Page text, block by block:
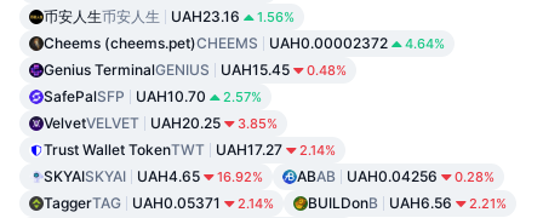
币安人生币安人生 UAH23.16 1.56%
Cheems (cheems.pet)CHEEMS UAH0.00002372 4.64%
Genius TerminalGENIUS UAH15.45 0.48%
SafePalSFP UAH10.70 2.57%
VelvetVELVET UAH20.25 3.85%
Trust Wallet TokenTWT UAH17.27 2.14%
SKYAISKYAI UAH4.65 16.92% ABAB UAH0.04256 0.28%
TaggerTAG UAH0.05371 2.14% BUILDonB UAH6.56 2.21%